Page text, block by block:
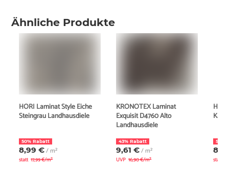
Ähnliche Produkte
HORI Laminat Style Eiche
Steingrau Landhausdiele
50% Rabatt
8,99 €/ m²
statt 17,99 €/m²
KRONOTEX Laminat
Exquisit D4760 Alto
Landhausdiele
43% Rabatt
9,61 €/ m²
UVP 16,90 €/m²
50%
statt